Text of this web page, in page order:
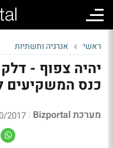
ראשי אנרגיה ותשתיות
יהיה צפוף -
כנס המשקיעים
מערכת Bizportal |
15:30